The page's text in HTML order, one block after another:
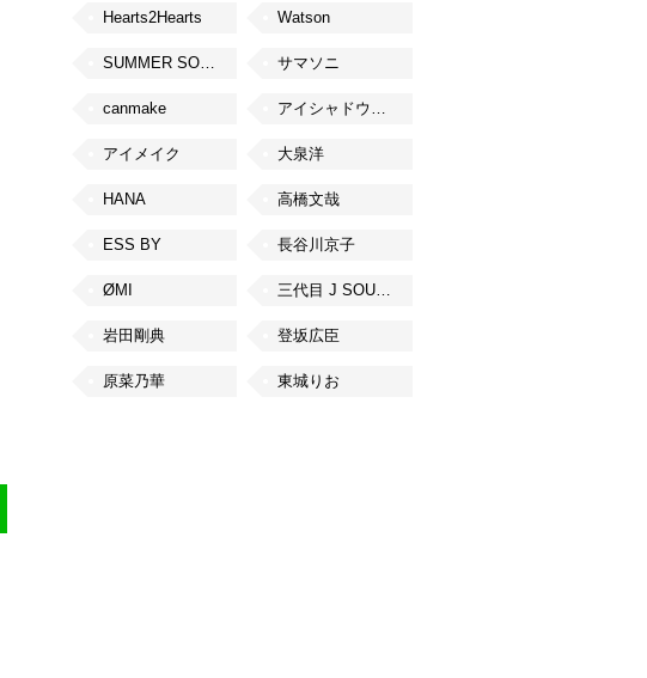
Hearts2Hearts Watson
SUMMER SONIC サマソニ
canmake アイシャドウベース
アイメイク 大泉洋
HANA 高橋文哉
ESS BY 長谷川京子
ØMI 三代目 J SOUL BROTHERS from EXILE TRIBE
岩田剛典 登坂広臣
原菜乃華 東城りお